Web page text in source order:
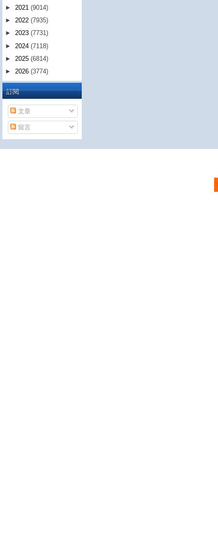
► 2021 (9014)
► 2022 (7935)
► 2023 (7731)
► 2024 (7118)
► 2025 (6814)
► 2026 (3774)
訂閱
文章
留言